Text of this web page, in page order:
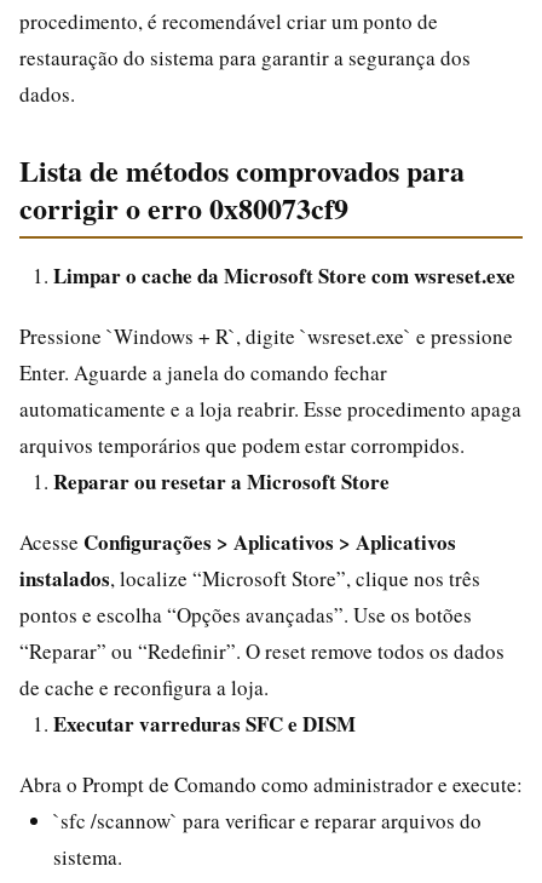
procedimento, é recomendável criar um ponto de
restauração do sistema para garantir a segurança dos
dados.
Lista de métodos comprovados para
corrigir o erro 0x80073cf9
Limpar o cache da Microsoft Store com wsreset.exe
Pressione `Windows + R`, digite `wsreset.exe` e pressione
Enter. Aguarde a janela do comando fechar
automaticamente e a loja reabrir. Esse procedimento apaga
arquivos temporários que podem estar corrompidos.
Reparar ou resetar a Microsoft Store
Acesse Configurações > Aplicativos > Aplicativos
instalados, localize “Microsoft Store”, clique nos três
pontos e escolha “Opções avançadas”. Use os botões
“Reparar” ou “Redefinir”. O reset remove todos os dados
de cache e reconfigura a loja.
Executar varreduras SFC e DISM
Abra o Prompt de Comando como administrador e execute:
`sfc /scannow` para verificar e reparar arquivos do
sistema.